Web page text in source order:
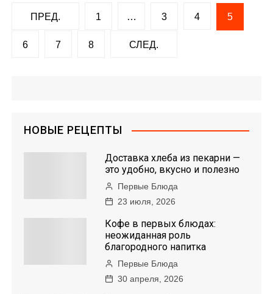
а
ПРЕД. 1 … 3 4 5
6 7 8 СЛЕД.
НОВЫЕ РЕЦЕПТЫ
Доставка хлеба из пекарни —
это удобно, вкусно и полезно
Первые Блюда
23 июля, 2026
Кофе в первых блюдах:
неожиданная роль
благородного напитка
Первые Блюда
30 апреля, 2026